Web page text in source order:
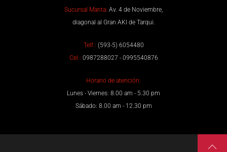
Sucursal Manta: Av. 4 de Noviembre,
diagonal al Gran AKI de Tarqui.
Telf.: (593-5) 6054480
Cel.: 0987288027 - 0995540876
Horario de atención:
Lunes - Viernes: 8.00 am - 5.30 pm
Sábado: 8.00 am - 12.30 pm